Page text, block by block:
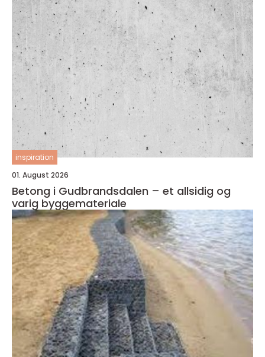
inspiration
01. August 2026
Betong i Gudbrandsdalen – et allsidig og
varig byggemateriale